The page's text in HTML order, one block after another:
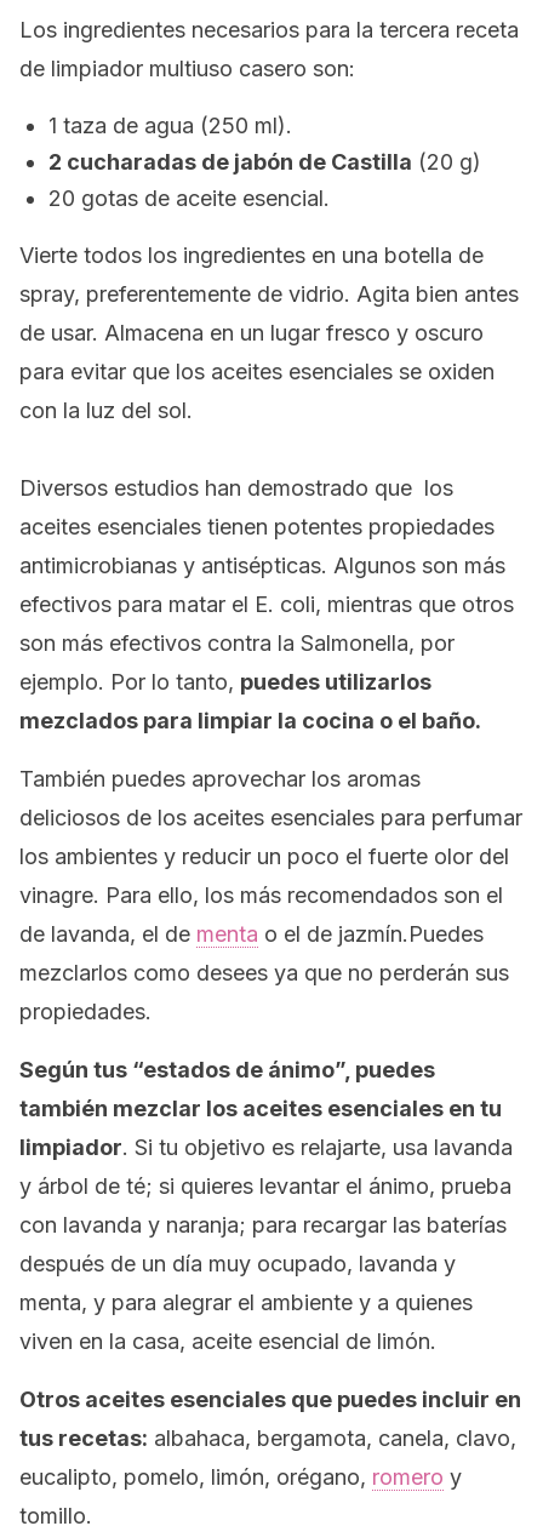
Los ingredientes necesarios para la tercera receta
de limpiador multiuso casero son:
1 taza de agua (250 ml).
2 cucharadas de jabón de Castilla (20 g)
20 gotas de aceite esencial.
Vierte todos los ingredientes en una botella de
spray, preferentemente de vidrio. Agita bien antes
de usar. Almacena en un lugar fresco y oscuro
para evitar que los aceites esenciales se oxiden
con la luz del sol.
Diversos estudios han demostrado que los
aceites esenciales tienen potentes propiedades
antimicrobianas y antisépticas. Algunos son más
efectivos para matar el E. coli, mientras que otros
son más efectivos contra la Salmonella, por
ejemplo. Por lo tanto, puedes utilizarlos
mezclados para limpiar la cocina o el baño.
También puedes aprovechar los aromas
deliciosos de los aceites esenciales para perfumar
los ambientes y reducir un poco el fuerte olor del
vinagre. Para ello, los más recomendados son el
de lavanda, el de menta o el de jazmín.Puedes
mezclarlos como desees ya que no perderán sus
propiedades.
Según tus “estados de ánimo”, puedes
también mezclar los aceites esenciales en tu
limpiador. Si tu objetivo es relajarte, usa lavanda
y árbol de té; si quieres levantar el ánimo, prueba
con lavanda y naranja; para recargar las baterías
después de un día muy ocupado, lavanda y
menta, y para alegrar el ambiente y a quienes
viven en la casa, aceite esencial de limón.
Otros aceites esenciales que puedes incluir en
tus recetas: albahaca, bergamota, canela, clavo,
eucalipto, pomelo, limón, orégano, romero y
tomillo.